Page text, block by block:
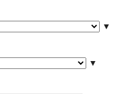
▼
▼